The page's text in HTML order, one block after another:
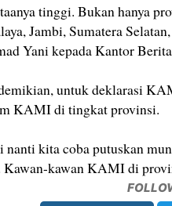
tinggi. Bukan hanya
Jambi, Sumatera
Yani kepada Kantor
untuk deklarasi
KAMI di tingkat provinsi.
nanti kita coba putuskan
Kawan-kawan KAMI di